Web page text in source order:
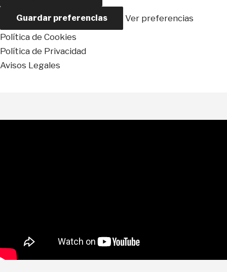
Guardar preferencias
Ver preferencias
Política de Cookies
Política de Privacidad
Avisos Legales